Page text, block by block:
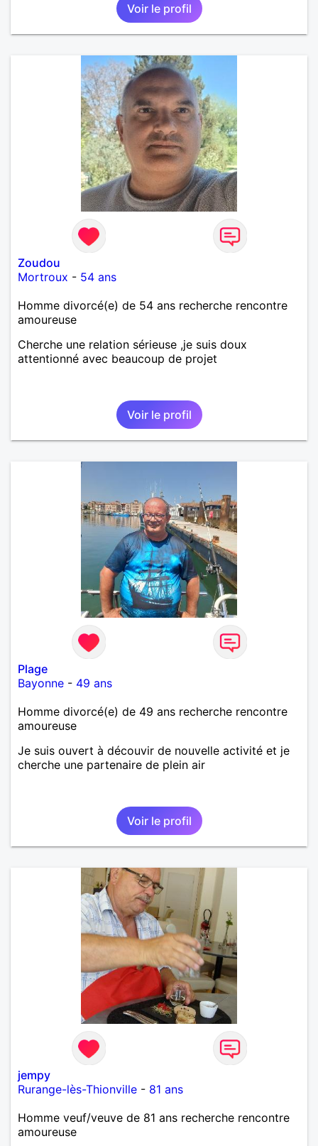
Voir le profil
Zoudou
Mortroux - 54 ans
Homme divorcé(e) de 54 ans recherche rencontre
amoureuse
Cherche une relation sérieuse ,je suis doux
attentionné avec beaucoup de projet
Voir le profil
Plage
Bayonne - 49 ans
Homme divorcé(e) de 49 ans recherche rencontre
amoureuse
Je suis ouvert à découvir de nouvelle activité et je
cherche une partenaire de plein air
Voir le profil
jempy
Rurange-lès-Thionville - 81 ans
Homme veuf/veuve de 81 ans recherche rencontre
amoureuse